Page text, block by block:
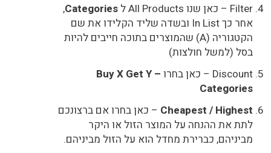
Filter – כאן שנו All Products ל
Categories
,
אחר כך In List ובשדה שליד הקלידו את שם
הקטגוריה (A) שהמוצרים בתוכה חייבים להיות
בסל (למשל חולצות)
Discount – כאן בחרו
Buy X Get Y –
Categories
Cheapest / Highest – כאן בחרו אם ברצונכם
לתת את ההנחה על המוצר הזול או היקר
מביניהם, כברירת מחדל הוא על הזול מביניהם.